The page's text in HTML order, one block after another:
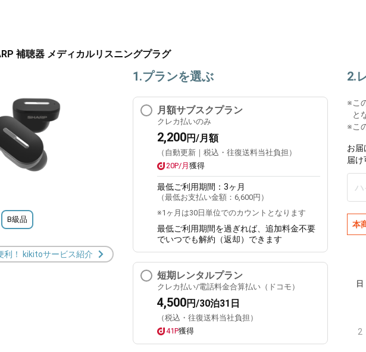
補聴器 メディカルリスニングプラグ
B級品
利！ kikitoサービス紹介
1.プランを選ぶ
月額サブスクプラン
クレカ払いのみ
2,200円/月額
（自動更新｜税込・往復送料当社負担）
20P/月 獲得
最低ご利用期間： 3ヶ月
（最低お支払い金額： 6,600円 ）
※1ヶ月は30日単位でのカウントとなります
最低ご利用期間を過ぎれば、追加料金不要
でいつでも解約（返却）できます
短期レンタルプラン
クレカ払い/電話料金合算払い（ドコモ）
4,500円/30泊31日
（税込・往復送料当社負担）
41P獲得
2.
※こ
と
※こ
お届
届
本
日
2